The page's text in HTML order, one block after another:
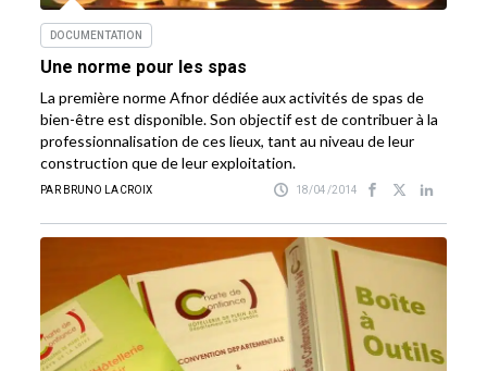
DOCUMENTATION
Une norme pour les spas
La première norme Afnor dédiée aux activités de spas de
bien-être est disponible. Son objectif est de contribuer à la
professionnalisation de ces lieux, tant au niveau de leur
construction que de leur exploitation.
PAR BRUNO LACROIX 18/04/2014